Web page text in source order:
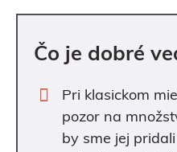
Čo je dobré
Pri klasickom
pozor na
by sme jej